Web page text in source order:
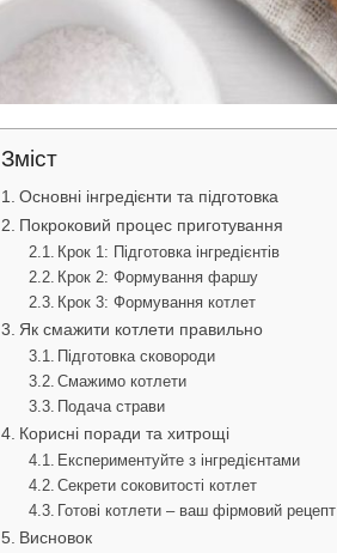
Зміст
Основні інгредієнти та підготовка
Покроковий процес приготування
Крок 1: Підготовка інгредієнтів
Крок 2: Формування фаршу
Крок 3: Формування котлет
Як смажити котлети правильно
Підготовка сковороди
Смажимо котлети
Подача страви
Корисні поради та хитрощі
Експериментуйте з інгредієнтами
Секрети соковитості котлет
Готові котлети – ваш фірмовий рецепт
Висновок